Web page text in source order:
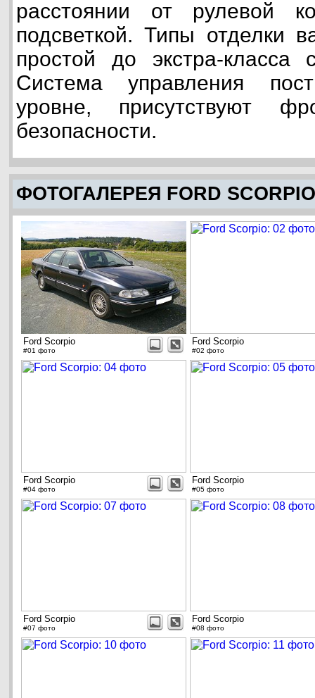
расстоянии от рулевой
подсветкой. Типы отделки
простой до экстра-
Система управления
уровне, присутствуют
безопасности.
ФОТОГАЛЕРЕЯ FORD SCORPIO
Ford Scorpio
#01 фото
Ford Scorpio
#02 фото
Ford Scorpio
#04 фото
Ford Scorpio
#05 фото
Ford Scorpio
#07 фото
Ford Scorpio
#08 фото